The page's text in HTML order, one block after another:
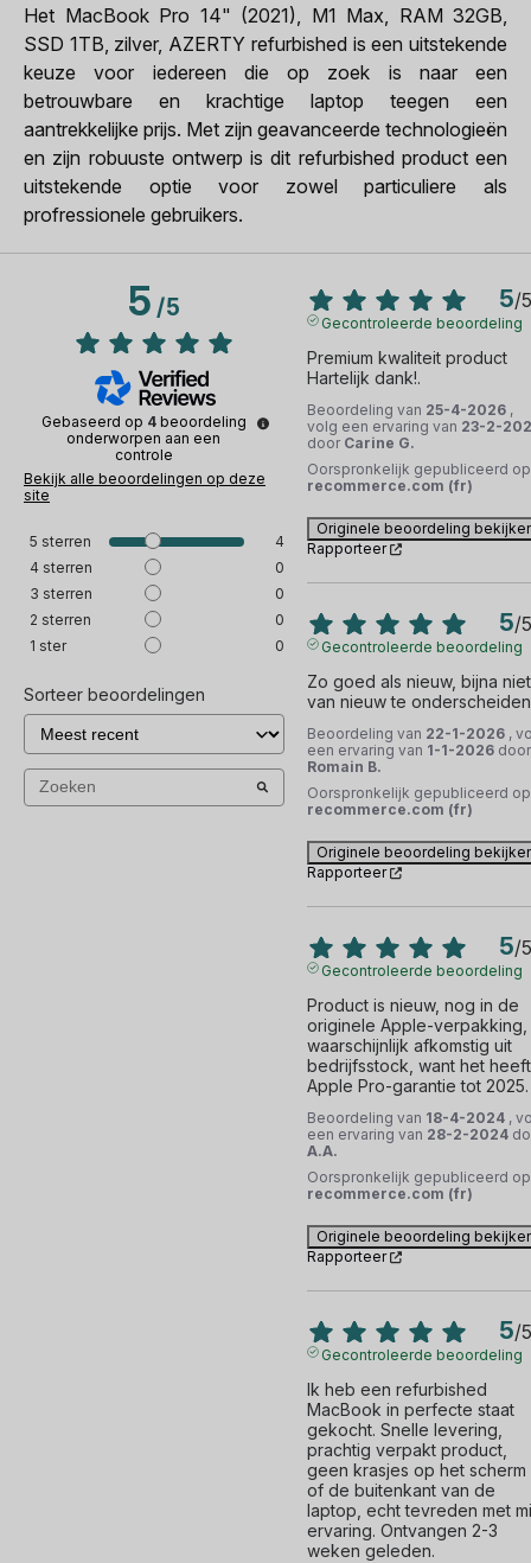
Het MacBook Pro 14" (2021), M1 Max, RAM 32GB,
SSD 1TB, zilver, AZERTY refurbished is een uitstekende
keuze voor iedereen die op zoek is naar een
betrouwbare en krachtige laptop teegen een
aantrekkelijke prijs. Met zijn geavanceerde technologieën
en zijn robuuste ontwerp is dit refurbished product een
uitstekende optie voor zowel particuliere als
profressionele gebruikers.
5/5
Gebaseerd op 4 beoordeling
onderworpen aan een
controle
Bekijk alle beoordelingen op deze
site
5 sterren
4
4 sterren
0
3 sterren
0
2 sterren
0
1 ster 0
Sorteer beoordelingen
5/5
Gecontroleerde beoordeling
Premium kwaliteit product
Hartelijk dank!.
Beoordeling van 25-4-2026 ,
volg een ervaring van 23-2-
door Carine G.
Oorspronkelijk gepubliceerd op
recommerce.com (fr)
Originele beoordeling
Rapporteer
5/5
Gecontroleerde beoordeling
Zo goed als nieuw, bijna niet
van nieuw te
Beoordeling van 22-1-2026 ,
een ervaring van 1-1-2026 door
Romain B.
Oorspronkelijk gepubliceerd op
recommerce.com (fr)
Originele beoordeling
Rapporteer
5/5
Gecontroleerde beoordeling
Product is nieuw, nog in de
originele Apple-verpakking,
waarschijnlijk afkomstig uit
bedrijfsstock, want het heeft
Apple Pro-garantie tot 2025.
Beoordeling van 18-4-2024 ,
een ervaring van 28-2-2024
A.A.
Oorspronkelijk gepubliceerd op
recommerce.com (fr)
Originele beoordeling
Rapporteer
5/5
Gecontroleerde beoordeling
Ik heb een refurbished
MacBook in perfecte staat
gekocht. Snelle levering,
prachtig verpakt product,
geen krasjes op het scherm
of de buitenkant van de
laptop, echt tevreden met
ervaring. Ontvangen 2-3
weken geleden.